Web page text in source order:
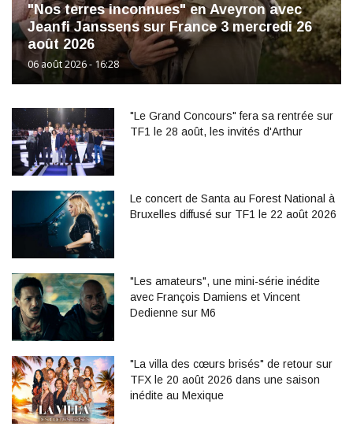
"Nos terres inconnues" en Aveyron avec
Jeanfi Janssens sur France 3 mercredi 26
août 2026
06 août 2026 - 16:28
"Le Grand Concours" fera sa rentrée sur
TF1 le 28 août, les invités d'Arthur
Le concert de Santa au Forest National à
Bruxelles diffusé sur TF1 le 22 août 2026
"Les amateurs", une mini-série inédite
avec François Damiens et Vincent
Dedienne sur M6
"La villa des cœurs brisés" de retour sur
TFX le 20 août 2026 dans une saison
inédite au Mexique